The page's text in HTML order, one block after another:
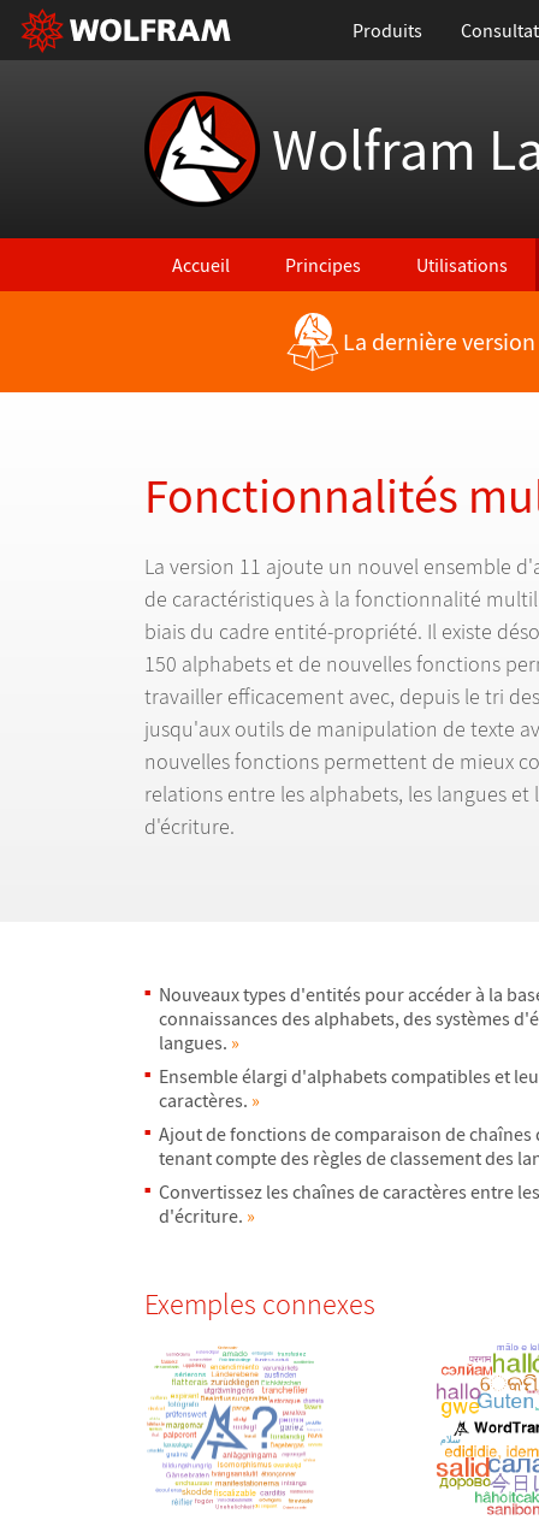
Produits
Wolfram
Accueil Principes Utilisations
Retour vers les nouvelles fonctionnalités
La dernière
Fonctionnalités
La version 11 ajoute un nouvel ensemble
de caractéristiques à la fonctionnalité
biais du cadre entité-propriété. Il existe
150 alphabets et de nouvelles fonctions
travailler efficacement avec, depuis le tri
jusqu'aux outils de manipulation de texte
nouvelles fonctions permettent de mieux
relations entre les alphabets, les langues et
d'écriture.
Nouveaux types d'entités pour accéder à la
connaissances des alphabets, des systèmes
langues. »
Ensemble élargi d'alphabets compatibles et
caractères. »
Ajout de fonctions de comparaison de chaînes
tenant compte des règles de classement des
Convertissez les chaînes de caractères entre
d'écriture. »
Exemples connexes